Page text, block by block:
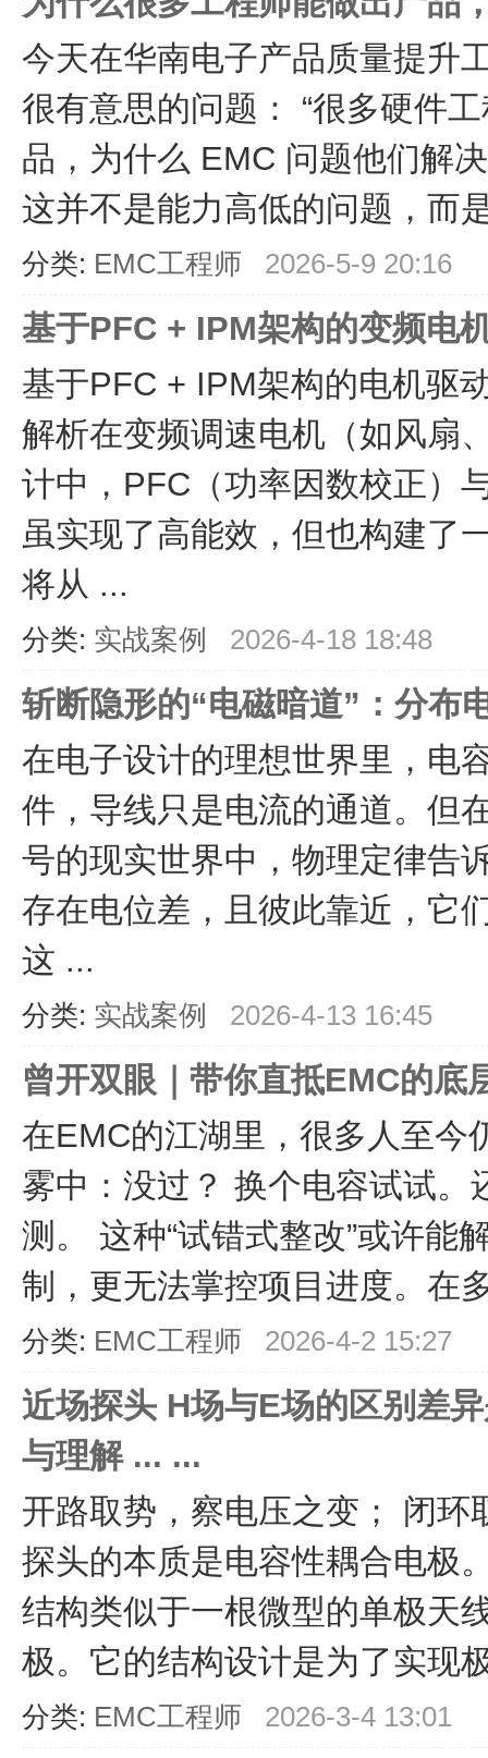
今天在华南电子产品质量提升
很有意思的问题： “很多硬件
品，为什么 EMC 问题他们解
这并不是能力高低的问题，而
分类: EMC工程师 2026-5-9 20:16
基于PFC + IPM架构的变频电
基于PFC + IPM架构的电机驱
解析在变频调速电机（如风扇
计中，PFC（功率因数校正）
虽实现了高能效，但也构建了
将从 ...
分类: 实战案例 2026-4-18 18:48
斩断隐形的“电磁暗道”：分布
在电子设计的理想世界里，电
件，导线只是电流的通道。但
号的现实世界中，物理定律告
存在电位差，且彼此靠近，它
这 ...
分类: 实战案例 2026-4-13 16:45
曾开双眼｜带你直抵EMC的底
在EMC的江湖里，很多人至今
雾中：没过？ 换个电容试试。
测。 这种“试错式整改”或许能
制，更无法掌控项目进度。在
分类: EMC工程师 2026-4-2 15:27
近场探头 H场与E场的区别差
与理解 ... ...
开路取势，察电压之变； 闭环
探头的本质是电容性耦合电极
结构类似于一根微型的单极天
极。它的结构设计是为了实现
分类: EMC工程师 2026-3-4 13:01